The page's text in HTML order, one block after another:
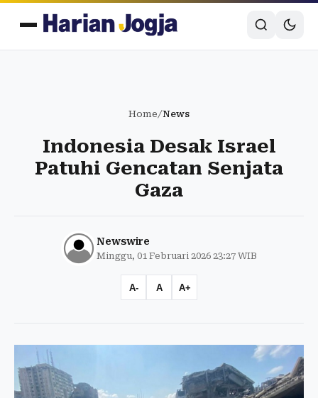
Home/News
Indonesia Desak Israel
Patuhi Gencatan Senjata
Gaza
Newswire
Minggu, 01 Februari 2026 23:27 WIB
A- A A+